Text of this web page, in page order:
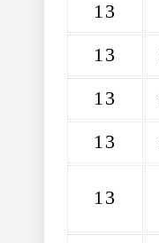
13
13
13
13
13